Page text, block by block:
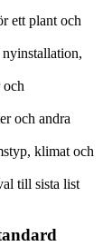
ett plant och
och
och andra
klimat och
till sista list